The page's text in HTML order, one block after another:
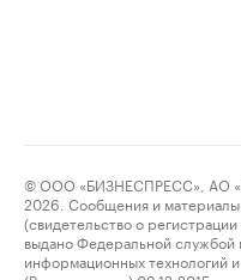
© ООО «БИЗНЕСПРЕСС», АО
2026. Сообщения и материалы
(свидетельство о
выдано Федеральной службой
информационных технологий